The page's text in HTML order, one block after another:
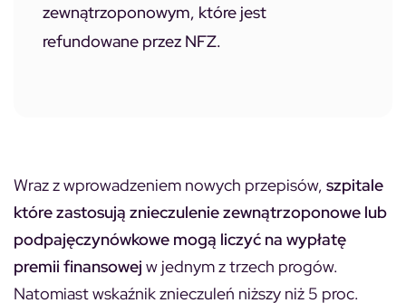
zewnątrzoponowym, które jest
refundowane przez NFZ.
Wraz z wprowadzeniem nowych przepisów, szpitale
które zastosują znieczulenie zewnątrzoponowe lub
podpajęczynówkowe mogą liczyć na wypłatę
premii finansowej w jednym z trzech progów.
Natomiast wskaźnik znieczuleń niższy niż 5 proc.